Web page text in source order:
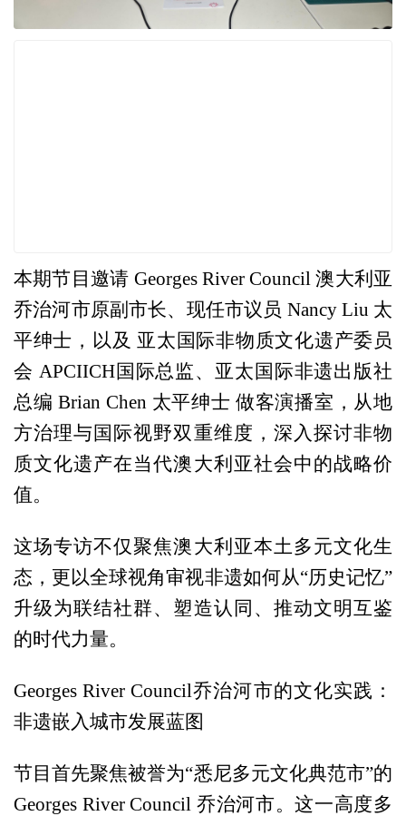
本期节目邀请 Georges River Council 澳大利亚
乔治河市原副市长、现任市议员 Nancy Liu 太
平绅士，以及 亚太国际非物质文化遗产委员
会 APCIICH国际总监、亚太国际非遗出版社
总编 Brian Chen 太平绅士 做客演播室，从地
方治理与国际视野双重维度，深入探讨非物
质文化遗产在当代澳大利亚社会中的战略价
值。
这场专访不仅聚焦澳大利亚本土多元文化生
态，更以全球视角审视非遗如何从“历史记忆”
升级为联结社群、塑造认同、推动文明互鉴
的时代力量。
Georges River Council乔治河市的文化实践：
非遗嵌入城市发展蓝图
节目首先聚焦被誉为“悉尼多元文化典范市”的
Georges River Council 乔治河市。这一高度多